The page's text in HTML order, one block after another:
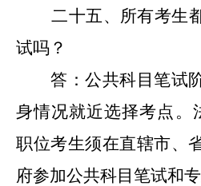
二十五、所有考生
试吗？
答：公共科目笔试
身情况就近选择考点。
职位考生须在直辖市、
府参加公共科目笔试和专